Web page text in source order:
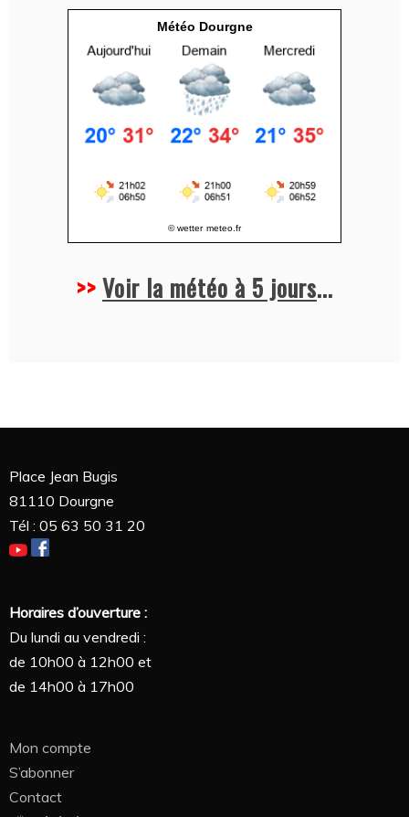
Météo Dourgne
© wetter meteo.fr
>>Voir la météo à 5 jours...
Place Jean Bugis
81110 Dourgne
Tél : 05 63 50 31 20
Horaires d’ouverture :
Du lundi au vendredi :
de 10h00 à 12h00 et
de 14h00 à 17h00
Mon compte
S’abonner
Contact